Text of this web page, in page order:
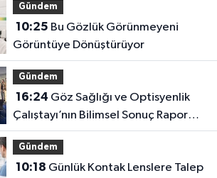
Gündem
10:25
Görüntüye Dönüştürüyor
Gündem
16:24
Çalıştayı’nın Bilimsel Sonuç Raporu
Açıklandı
Gündem
10:18